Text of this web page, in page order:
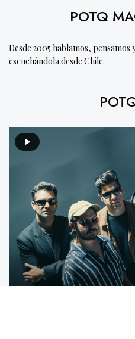
POTQ
Desde 2005 hablamos,
escuchándola desde Chile.